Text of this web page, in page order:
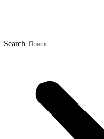
Search